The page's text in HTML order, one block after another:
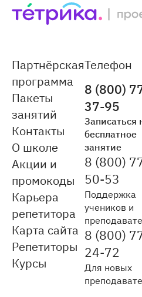
Партнёрская
программа
Пакеты
занятий
Контакты
О школе
Акции и
промокоды
Карьера
репетитора
Карта сайта
Репетиторы
Курсы
Телефон
8 (800)
37-95
Записаться
бесплатное
занятие
8 (800)
50-53
Поддержка
учеников и
8 (800)
24-72
Для новых